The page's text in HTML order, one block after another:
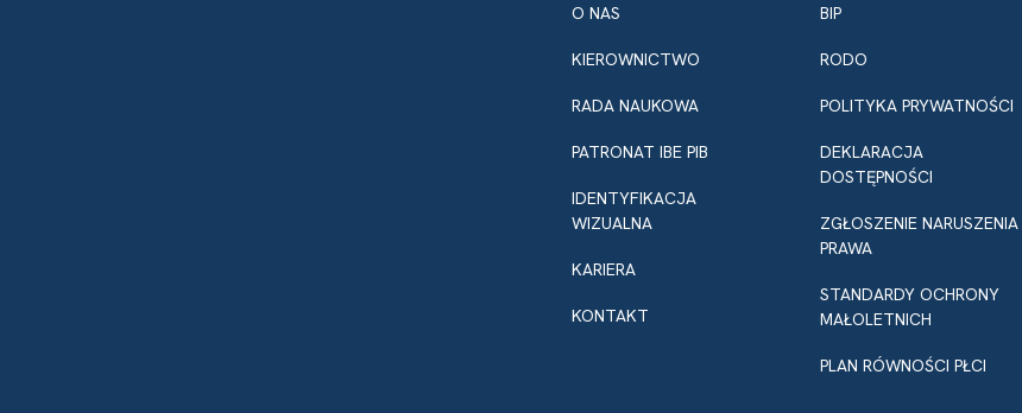
O NAS
KIEROWNICTWO
RADA NAUKOWA
PATRONAT IBE PIB
IDENTYFIKACJA
WIZUALNA
KARIERA
KONTAKT
BIP
RODO
POLITYKA PRYWATNOŚCI
DEKLARACJA
DOSTĘPNOŚCI
ZGŁOSZENIE NARUSZENIA
PRAWA
STANDARDY OCHRONY
MAŁOLETNICH
PLAN RÓWNOŚCI PŁCI